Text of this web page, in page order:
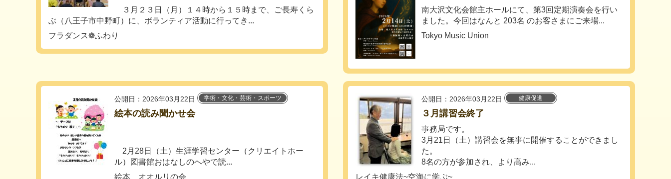
３月２３日（月）１４時から１５時まで、ご長寿くら
ぶ（八王子市中野町）に、ボランティア活動に行ってき...
フラダンス❁ふわり
南大沢文化会館主ホールにて、第3回定期演奏会を行い
ました。今回はなんと 203名 のお客さまにご来場...
Tokyo Music Union
公開日：2026年03月22日 学術・文化・芸術・スポーツ
絵本の読み聞かせ会
2月28日（土）生涯学習センター（クリエイトホー
ル）図書館おはなしのへやで読...
絵本 オオルリの会
公開日：2026年03月22日 健康促進
３月講習会終了
事務局です。
3月21日（土）講習会を無事に開催することができまし
た。
8名の方が参加され、より高み...
レイキ健康法~空海に学ぶ~